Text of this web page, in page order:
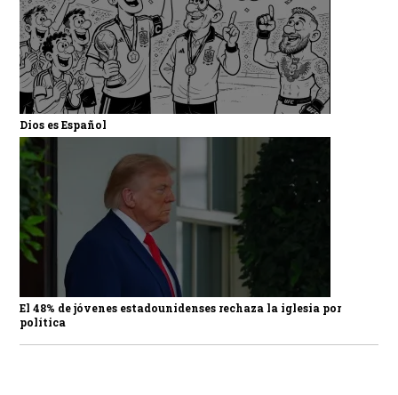
Dios es Español
El 48% de jóvenes estadounidenses rechaza la iglesia por
política